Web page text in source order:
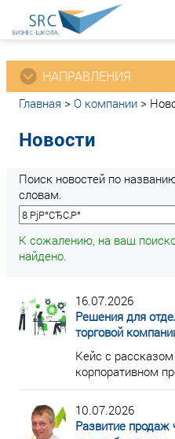
НАПРАВЛЕНИЯ
Главная > О компании >
Новости
Поиск новостей по
словам.
К сожалению, на ваш
найдено.
16.07.2026
Решения для
торговой
Кейс с
корпоративном
10.07.2026
Развитие продаж